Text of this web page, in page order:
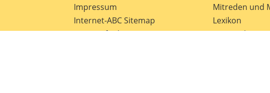
Impressum
Internet-ABC Sitemap
Barrierefreiheit
Mitreden und
Lexikon
Datenschutz